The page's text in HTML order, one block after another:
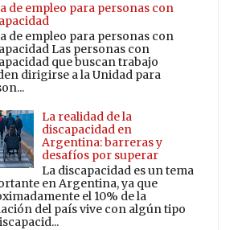
de empleo para personas con
de empleo para personas con
Las personas con
que buscan trabajo
dirigirse a la Unidad para
La realidad de la
discapacidad en
Argentina: barreras y
desafíos por superar
La discapacidad es un tema
en Argentina, ya que
el 10% de la
del país vive con algún tipo